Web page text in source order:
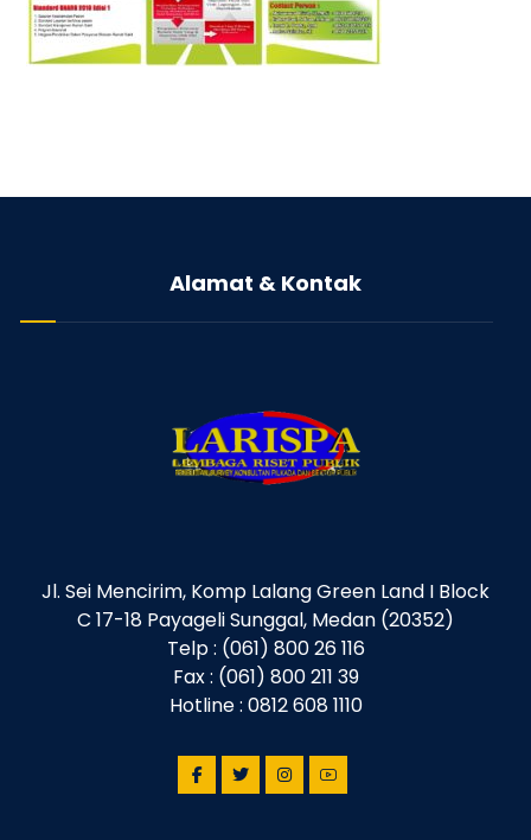
Alamat & Kontak
Jl. Sei Mencirim, Komp Lalang Green Land I Block
C 17-18 Payageli Sunggal, Medan (20352)
Telp : (061) 800 26 116
Fax : (061) 800 211 39
Hotline : 0812 608 1110